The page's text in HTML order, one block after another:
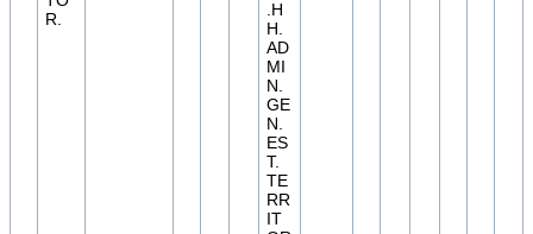
R.
.H
H.
AD
MI
N.
GE
N.
ES
T.
TE
RR
IT